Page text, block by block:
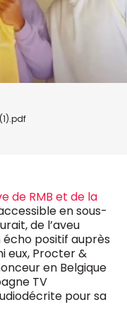
de RMB et de la
en sous-
de l’aveu
positif auprès
eux, Procter &
en Belgique
TV
pour sa
:
MM e - News
MM Blue
MM Magazine
(digital)